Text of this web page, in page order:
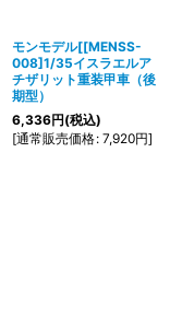
モンモデル[[MENSS-
008]1/35イスラエルア
チザリット重装甲車（後
期型）
6,336円(税込)
[通常販売価格: 7,920円]